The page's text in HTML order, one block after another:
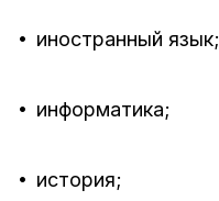
• иностранный язык;
• информатика;
• история;